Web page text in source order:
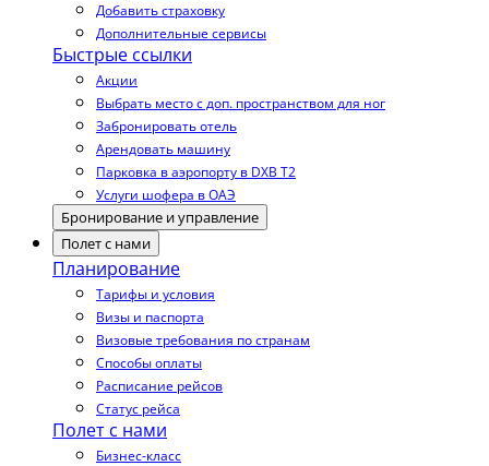
Добавить страховку
Дополнительные сервисы
Быстрые ссылки
Акции
Выбрать место с доп. пространством для ног
Забронировать отель
Арендовать машину
Парковка в аэропорту в DXB T2
Услуги шофера в ОАЭ
Бронирование и управление
Полет с нами
Планирование
Тарифы и условия
Визы и паспорта
Визовые требования по странам
Способы оплаты
Расписание рейсов
Статус рейса
Полет с нами
Бизнес-класс